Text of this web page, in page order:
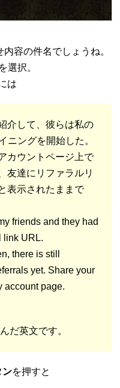
内容の件名でしょうね。
を選択。
は
介して、彼らは私の
ニングを開始した。
カウントページ上で
友達にリファラルリ
表示されたままで
friends and they had
link URL.
there is still
yet. Share your
account page.
だ英文です。
ンを押すと